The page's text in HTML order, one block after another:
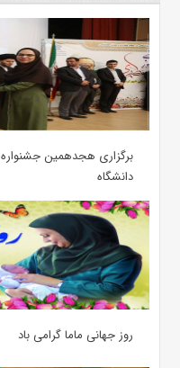
برگزاری هجدهمین
دانشگاه
روز جهانی ماما گرامی باد